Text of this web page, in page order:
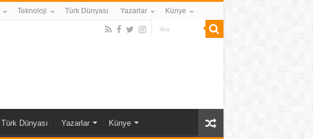
Teknoloji Türk Dünyası Yazarlar Künye
Türk Dünyası Yazarlar Künye